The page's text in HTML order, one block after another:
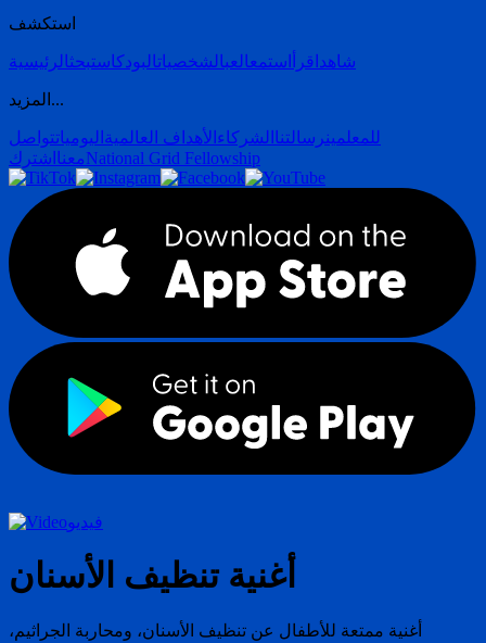
استكشف
شاهد اقرأ استمعالعبالشخصياتالبودكاستبحثالرئيسية
المزيد...
للمعلمينرسالتنا الشركاء الأهداف العالمية اليومياتتواصل
معنا اشترك National Grid Fellowship
فيديو
أغنية تنظيف الأسنان
أغنية ممتعة للأطفال عن تنظيف الأسنان، ومحاربة الجراثيم،